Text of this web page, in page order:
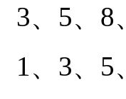
、 5、 8
、 3、 5